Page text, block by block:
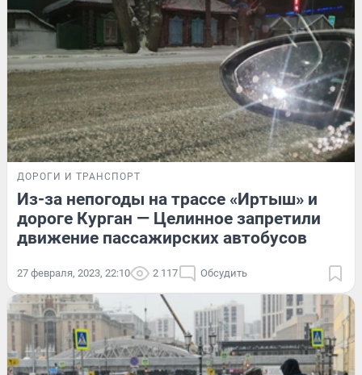
ДОРОГИ И ТРАНСПОРТ
Из-за непогоды на трассе «Иртыш» и
дороге Курган — Целинное запретили
движение пассажирских автобусов
27 февраля, 2023, 22:10 2 117 Обсудить